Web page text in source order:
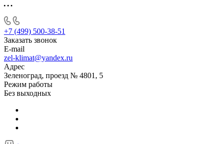
+7 (499) 500-38-51
Заказать звонок
E-mail
zel-klimat@yandex.ru
Адрес
Зеленоград, проезд № 4801, 5
Режим работы
Без выходных